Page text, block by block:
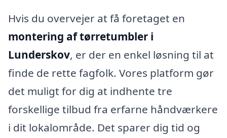
Hvis du overvejer at få foretaget en
montering af tørretumbler i
Lunderskov, er der en enkel løsning til at
finde de rette fagfolk. Vores platform gør
det muligt for dig at indhente tre
forskellige tilbud fra erfarne håndværkere
i dit lokalområde. Det sparer dig tid og